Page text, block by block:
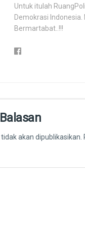
Untuk itulah
Demokrasi
Bermartabat..!!!
akan dipublikasikan.